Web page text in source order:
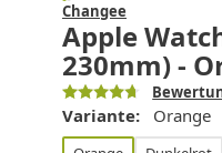
Changee
Apple
230mm) -
Variante: Orange